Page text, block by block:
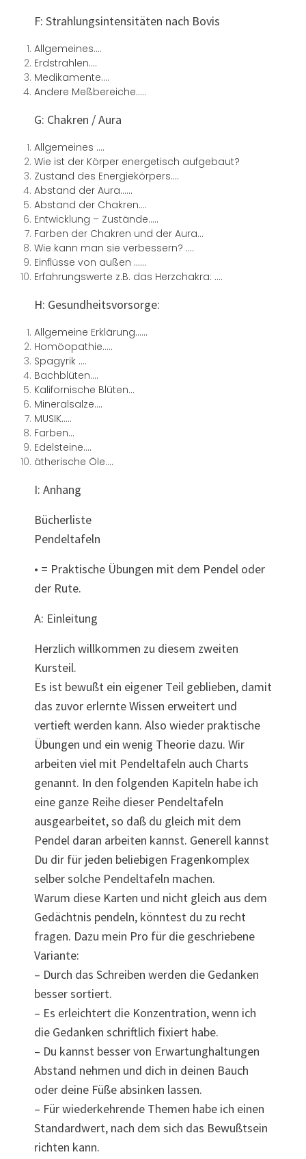
F: Strahlungsintensitäten nach Bovis
Allgemeines….
Erdstrahlen….
Medikamente….
Andere Meßbereiche…..
G: Chakren / Aura
Allgemeines ….
Wie ist der Körper energetisch aufgebaut?
Zustand des Energiekörpers….
Abstand der Aura……
Abstand der Chakren….
Entwicklung – Zustände…..
Farben der Chakren und der Aura…
Wie kann man sie verbessern? ….
Einflüsse von außen ……
Erfahrungswerte z.B. das Herzchakra: ….
H: Gesundheitsvorsorge:
Allgemeine Erklärung……
Homöopathie…..
Spagyrik ….
Bachblüten….
Kalifornische Blüten…
Mineralsalze….
MUSIK…..
Farben…
Edelsteine….
ätherische Öle….
I: Anhang
Bücherliste
Pendeltafeln
• = Praktische Übungen mit dem Pendel oder
der Rute.
A: Einleitung
Herzlich willkommen zu diesem zweiten
Kursteil.
Es ist bewußt ein eigener Teil geblieben, damit
das zuvor erlernte Wissen erweitert und
vertieft werden kann. Also wieder praktische
Übungen und ein wenig Theorie dazu. Wir
arbeiten viel mit Pendeltafeln auch Charts
genannt. In den folgenden Kapiteln habe ich
eine ganze Reihe dieser Pendeltafeln
ausgearbeitet, so daß du gleich mit dem
Pendel daran arbeiten kannst. Generell kannst
Du dir für jeden beliebigen Fragenkomplex
selber solche Pendeltafeln machen.
Warum diese Karten und nicht gleich aus dem
Gedächtnis pendeln, könntest du zu recht
fragen. Dazu mein Pro für die geschriebene
Variante:
– Durch das Schreiben werden die Gedanken
besser sortiert.
– Es erleichtert die Konzentration, wenn ich
die Gedanken schriftlich fixiert habe.
– Du kannst besser von Erwartunghaltungen
Abstand nehmen und dich in deinen Bauch
oder deine Füße absinken lassen.
– Für wiederkehrende Themen habe ich einen
Standardwert, nach dem sich das Bewußtsein
richten kann.